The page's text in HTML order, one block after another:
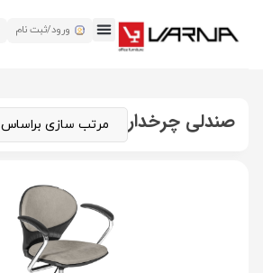
ورود/ثبت نام
صندلی چرخدار